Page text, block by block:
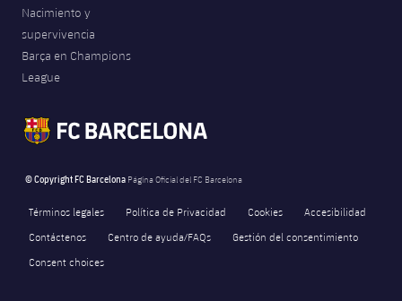
Nacimiento y
supervivencia
Barça en Champions
League
© Copyright FC Barcelona Página Oficial del FC Barcelona
Términos legales Política de Privacidad Cookies
Accesibilidad
Contáctenos
Centro de ayuda/FAQs
Gestión del consentimiento
Consent choices